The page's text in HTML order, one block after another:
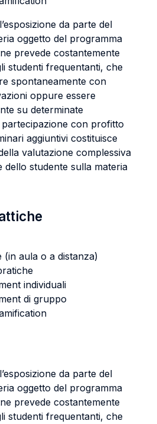
da parte del
oggetto del programma
prevede costantemente
studenti frequentanti, che
spontaneamente con
oppure essere
su determinate
con profitto
aggiuntivi costituisce
valutazione complessiva
dello studente sulla materia
(in aula o a distanza)
individuali
di gruppo
da parte del
oggetto del programma
prevede costantemente
studenti frequentanti, che